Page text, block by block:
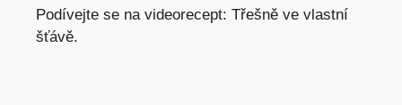
Podívejte se na videorecept: Třešně ve vlastní
šťávě.